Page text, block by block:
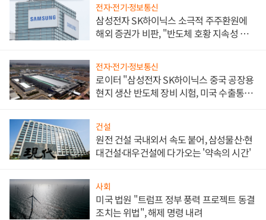
전자·전기·정보통신
삼성전자 SK하이닉스 소극적 주주환원에
해외 증권가 비판, "반도체 호황 지속성 의
전자·전기·정보통신
로이터 "삼성전자 SK하이닉스 중국 공장용
현지 생산 반도체 장비 시험, 미국 수출통제
건설
원전 건설 국내외서 속도 붙어, 삼성물산·현
대건설·대우건설에 다가오는 '약속의 시간'
사회
미국 법원 "트럼프 정부 풍력 프로젝트 동결
조치는 위법", 해제 명령 내려